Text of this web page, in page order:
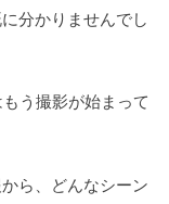
分かりませんでし
う撮影が始まって
ら、どんなシーン